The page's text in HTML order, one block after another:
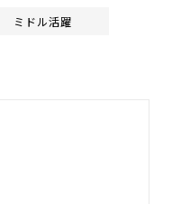
ミドル活躍